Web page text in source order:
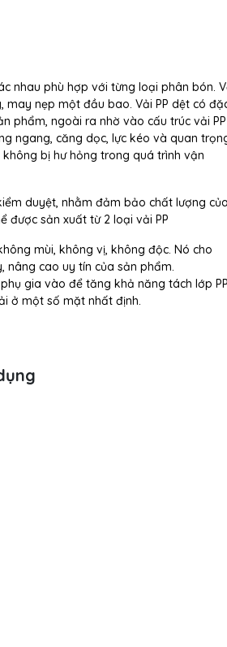
nhau phù hợp với từng loại phân bón.
may nẹp một đầu bao. Vải PP dệt có
phẩm, ngoài ra nhờ vào cấu trúc vải PP
ngang, căng dọc, lực kéo và quan
bị hư hỏng trong quá trình vận
duyệt, nhằm đảm bảo chất lượng của
được sản xuất từ 2 loại vải PP
mùi, không vị, không độc. Nó cho
cao uy tín của sản phẩm.
gia vào để tăng khả năng tách lớp PP
ở một số mặt nhất định.